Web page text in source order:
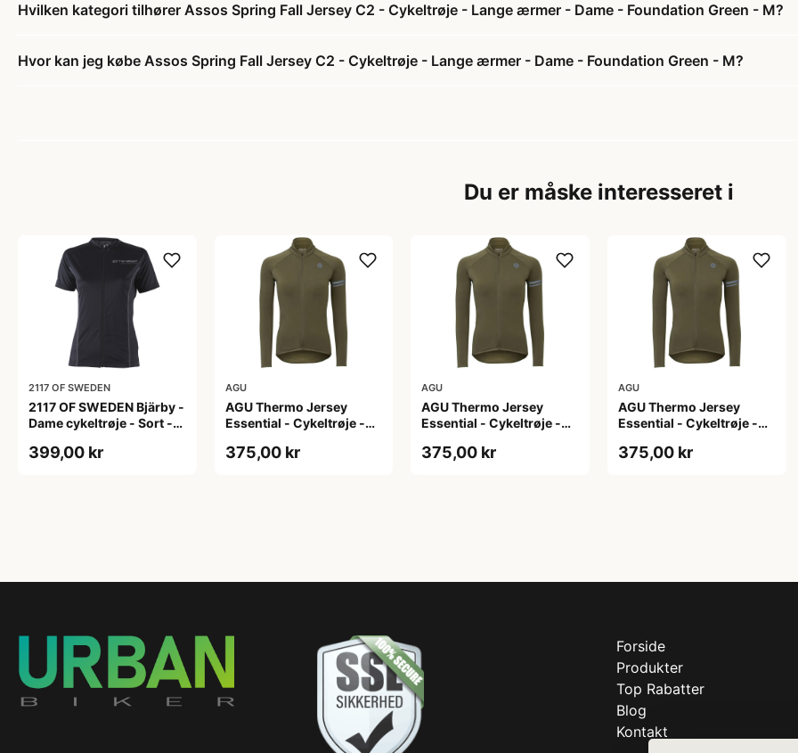
Hvilken kategori tilhører Assos Spring Fall Jersey C2 - Cykeltrøje - Lange ærmer - Dame - Foundation Green - M?
Hvor kan jeg købe Assos Spring Fall Jersey C2 - Cykeltrøje - Lange ærmer - Dame - Foundation Green - M?
Du er måske interesseret i
2117 OF SWEDEN
2117 OF SWEDEN Bjärby -
Dame cykeltrøje - Sort -
399,00 kr
AGU
AGU Thermo Jersey
Essential - Cykeltrøje -
375,00 kr
AGU
AGU Thermo Jersey
Essential - Cykeltrøje -
M
375,00 kr
AGU
AGU Thermo Jersey
Essential - Cykeltrøje -
375,00 kr
Forside
Produkter
Top Rabatter
Blog
Kontakt